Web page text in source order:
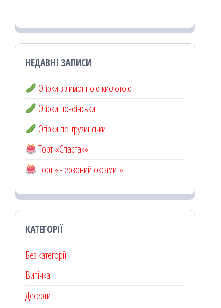
НЕДАВНІ ЗАПИСИ
Огірки з лимонною кислотою
Огірки по-фінськи
Огірки по-грузинськи
Торт «Спартак»
Торт «Червоний оксамит»
КАТЕГОРІЇ
Без категорії
Випічка
Десерти